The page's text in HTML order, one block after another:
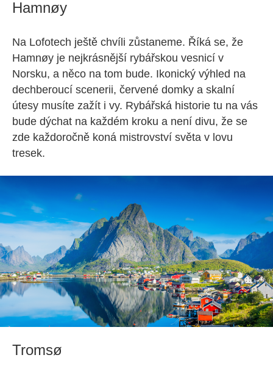
Hamnøy
Na Lofotech ještě chvíli zůstaneme. Říká se, že
Hamnøy je nejkrásnější rybářskou vesnicí v
Norsku, a něco na tom bude. Ikonický výhled na
dechberoucí scenerii, červené domky a skalní
útesy musíte zažít i vy. Rybářská historie tu na vás
bude dýchat na každém kroku a není divu, že se
zde každoročně koná mistrovství světa v lovu
tresek.
Tromsø